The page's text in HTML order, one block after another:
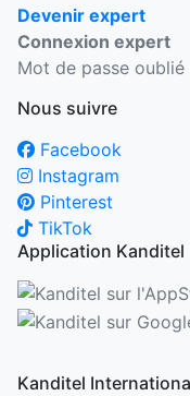
Devenir expert
Connexion expert
Mot de passe oublié
Nous suivre
Facebook
Instagram
Pinterest
TikTok
Application Kanditel
Kanditel